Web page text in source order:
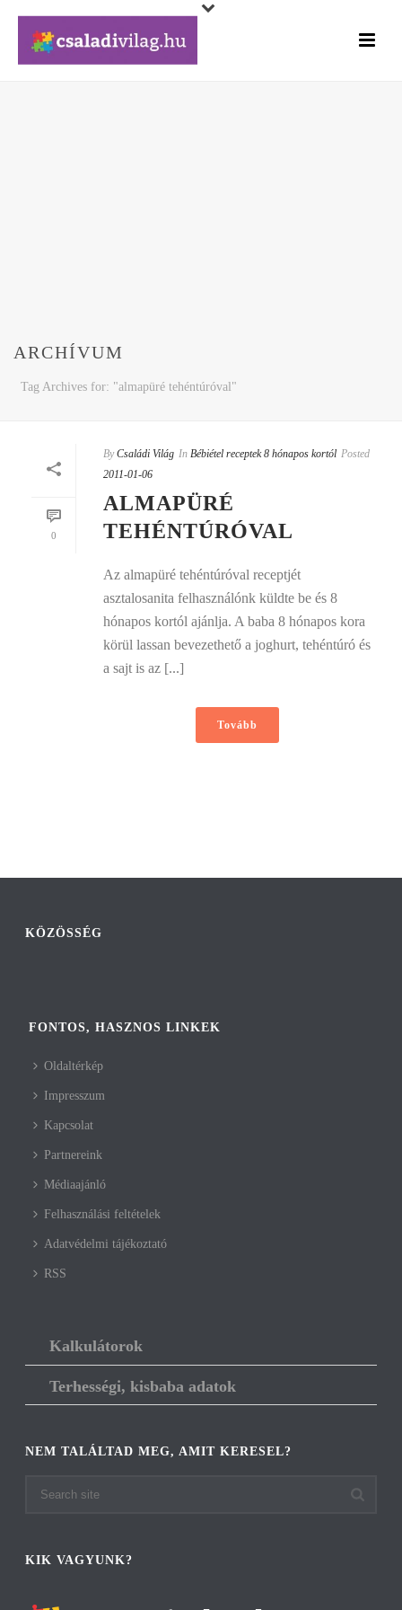
ARCHÍVUM
Tag Archives for: "almapüré tehéntúróval"
0
By Családi Világ In Bébiétel receptek 8 hónapos kortól Posted
2011-01-06
ALMAPÜRÉ
TEHÉNTÚRÓVAL
Az almapüré tehéntúróval receptjét
asztalosanita felhasználónk küldte be és 8
hónapos kortól ajánlja. A baba 8 hónapos kora
körül lassan bevezethető a joghurt, tehéntúró és
a sajt is az [...]
Tovább
KÖZÖSSÉG
FONTOS, HASZNOS LINKEK
Oldaltérkép
Impresszum
Kapcsolat
Partnereink
Médiaajánló
Felhasználási feltételek
Adatvédelmi tájékoztató
RSS
Kalkulátorok
Terhességi, kisbaba adatok
NEM TALÁLTAD MEG, AMIT KERESEL?
KIK VAGYUNK?